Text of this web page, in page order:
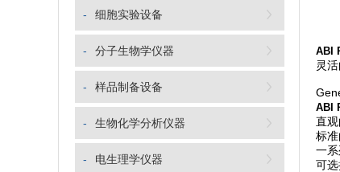
- 细胞实验设备
- 分子生物学仪器
- 样品制备设备
- 生物化学分析仪器
- 电生理学仪器
ABI
灵
ABI
直
标
一
可